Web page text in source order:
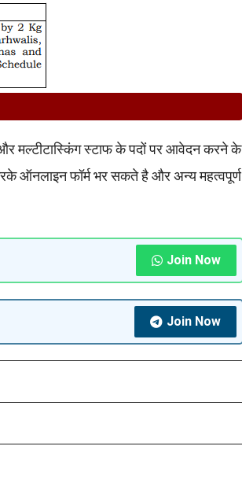
मल्टीटास्किंग स्टाफ के पदों पर आवेदन करने के
ऑनलाइन फॉर्म भर सकते है और अन्य महत्वपूर्ण
Join Now
Join Now